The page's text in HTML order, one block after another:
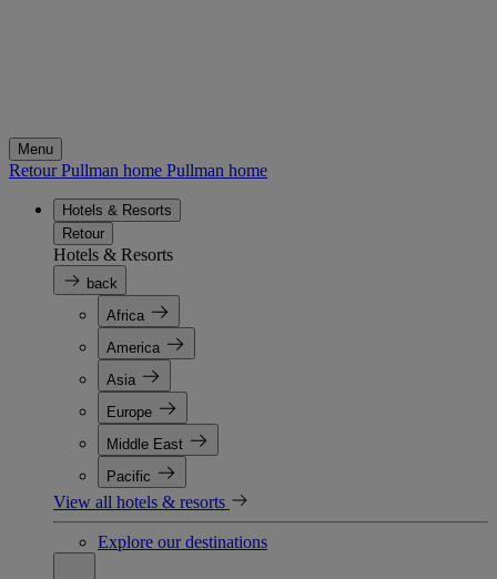
Menu
Retour Pullman home Pullman home
Hotels & Resorts
Retour
Hotels & Resorts
back
Africa
America
Asia
Europe
Middle East
Pacific
View all hotels & resorts
Explore our destinations